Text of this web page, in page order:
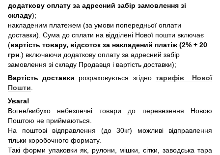
додаткову оплату за адресний забір замовлення зі
складу);
накладеним платежем (за умови попередньої оплати
доставки). Сума до сплати на відділені Нової пошти включає
(вартість товару, відсоток за накладений платіж (2% + 20
грн .) включаючи додаткову оплату за адресний забір
замовлення зі складу Продавця і вартість доставки);
Вартість доставки розраховується згідно тарифів Нової
Пошти
Увага!
Вогне/вибухо небезпечні товари до перевезення Новою
Поштою не приймаються.
На поштові відправлення (до 30кг) можливі відправлення
тільки коробочного формату.
Такі форми упаковки як, рулони, мішки, сітки, заводська тара